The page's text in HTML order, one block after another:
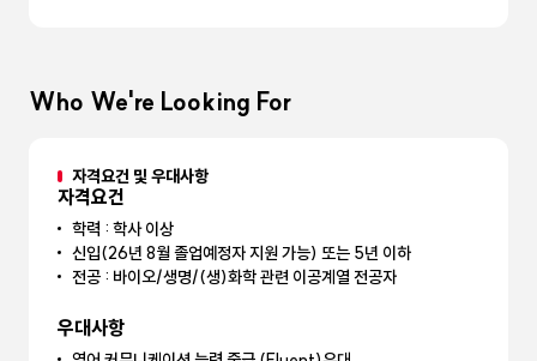
Who We're Looking For
자격요건 및 우대사항
자격요건
학력 : 학사 이상
신입(26년 8월 졸업예정자 지원 가능) 또는 5년 이하
전공 : 바이오/생명/(생)화학 관련 이공계열 전공자
우대사항